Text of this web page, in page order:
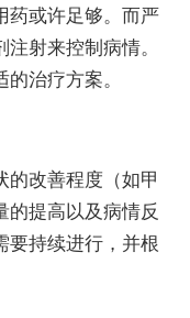
药或许足够。而严
射来控制病情。
治疗方案。
的改善程度（如甲
的提高以及病情反
要持续进行，并根